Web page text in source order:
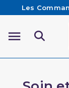
Les
sont